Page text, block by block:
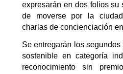
expresarán en dos folios su
de moverse por la
charlas de concienciación
Se entregarán los
sostenible en categoría
reconocimiento sin